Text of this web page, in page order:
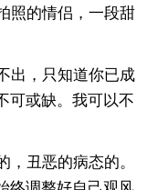
照的情侣，一段甜
出，只知道你已成
可或缺。我可以不
丑恶的病态的。